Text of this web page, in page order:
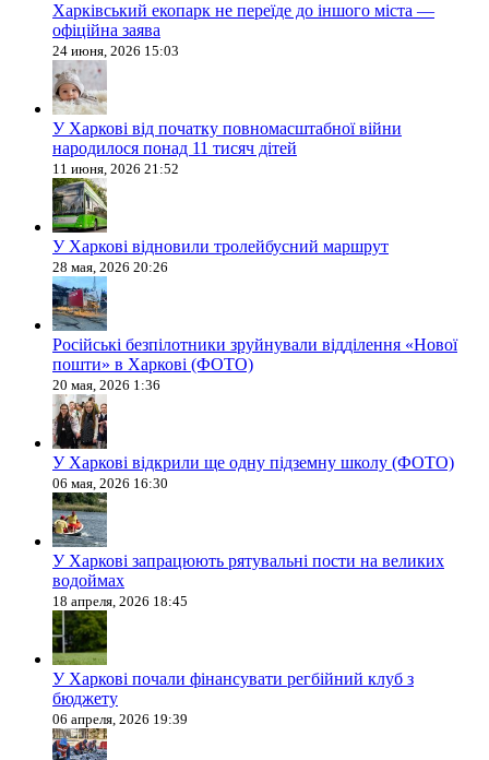
Харківський екопарк не переїде до іншого міста —
офіційна заява
24 июня, 2026 15:03
У Харкові від початку повномасштабної війни
народилося понад 11 тисяч дітей
11 июня, 2026 21:52
У Харкові відновили тролейбусний маршрут
28 мая, 2026 20:26
Російські безпілотники зруйнували відділення «Нової
пошти» в Харкові (ФОТО)
20 мая, 2026 1:36
У Харкові відкрили ще одну підземну школу (ФОТО)
06 мая, 2026 16:30
У Харкові запрацюють рятувальні пости на великих
водоймах
18 апреля, 2026 18:45
У Харкові почали фінансувати регбійний клуб з
бюджету
06 апреля, 2026 19:39